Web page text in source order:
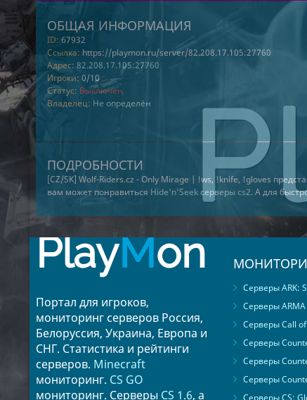
ОБЩАЯ ИНФОРМАЦИЯ
ID: 67932
Ссылка: https://playmon.ru/server/82.208.17.105:27760
Адрес: 82.208.17.105:27760
Игроки: 0/10
Статус: Выключен
Владелец: Не определён
ПОДРОБНОСТИ
[CZ/SK] Wolf-Riders.cz - Only Mirage | !ws, !knife, !gloves
вам может понравиться Hide'n'Seek серверы cs2. А для
PlayMon
Портал для игроков,
мониторинг серверов Россия,
Белоруссия, Украина, Европа и
СНГ. Статистика и рейтинги
серверов. Minecraft
мониторинг. CS GO
мониторинг. Серверы CS 1.6, а
Серверы ARK:
Серверы ARMA
Серверы Call
Серверы
Серверы
Серверы
Серверы CS: